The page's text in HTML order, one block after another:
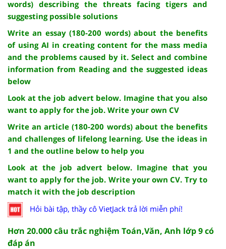
words) describing the threats facing tigers and
suggesting possible solutions
Write an essay (180-200 words) about the benefits
of using AI in creating content for the mass media
and the problems caused by it. Select and combine
information from Reading and the suggested ideas
below
Look at the job advert below. Imagine that you also
want to apply for the job. Write your own CV
Write an article (180-200 words) about the benefits
and challenges of lifelong learning. Use the ideas in
1 and the outline below to help you
Look at the job advert below. Imagine that you
want to apply for the job. Write your own CV. Try to
match it with the job description
Hỏi bài tập, thầy cô VietJack trả lời miễn phí!
Hơn 20.000 câu trắc nghiệm Toán,Văn, Anh lớp 9 có
đáp án